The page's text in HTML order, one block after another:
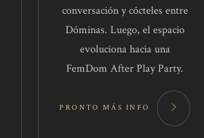
conversación y cócteles entre
Dóminas. Luego, el espacio
evoluciona hacia una
FemDom After Play Party.
PRONTO MÁS INFO